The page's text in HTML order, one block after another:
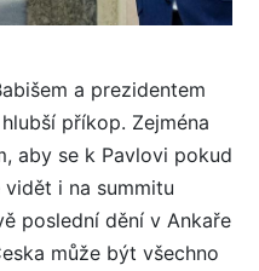
a prezidentem
příkop. Zejména
aby se k Pavlovi pokud
i na summitu
poslední dění v Ankaře
může být všechno